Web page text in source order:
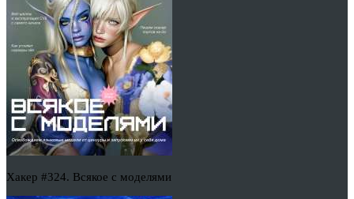
Хакер #324. Всякое с моделями